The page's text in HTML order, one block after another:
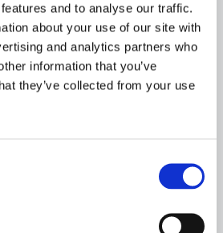
and to analyse our traffic.
about your use of our site with
and analytics partners who
information that you’ve
they’ve collected from your use
B Test ab?
A/B-Testing (hat zwei – nein:) ist ein